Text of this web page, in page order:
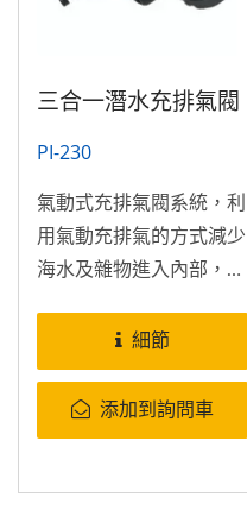
三合一潛水充排氣閥
PI-230
氣動式充排氣閥系統，利
用氣動充排氣的方式減少
海水及雜物進入內部，提
易於維修。 全新的氣動
式充排氣設計，能精準的
控制浮力，輕鬆呈現完美
的中性浮力。 創新的氣
細節
添加到詢問車